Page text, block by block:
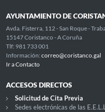
AYUNTAMIENTO DE
Avda. Fisterra, 112 - San Roque -
15147 Coristanco - A Coruña
Tlf: 981 733 001
Información: correo@coristanco.gal
Ir a Contacto
ACCESOS DIRECTOS
Solicitud de Cita Previa
Sedes electrónicas de las